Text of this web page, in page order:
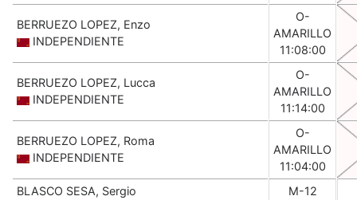
BERRUEZO LOPEZ, Enzo
INDEPENDIENTE
O-
AMARILLO
11:08:00
BERRUEZO LOPEZ, Lucca
INDEPENDIENTE
O-
AMARILLO
11:14:00
BERRUEZO LOPEZ, Roma
INDEPENDIENTE
O-
AMARILLO
11:04:00
BLASCO SESA, Sergio
M-12